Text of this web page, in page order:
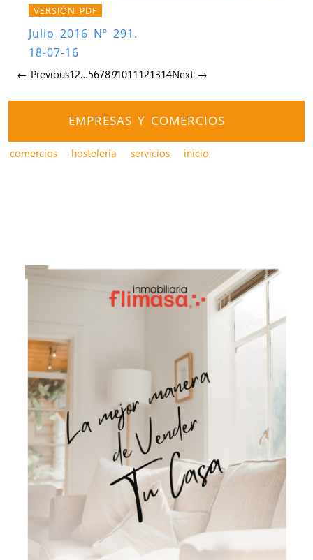
VERSIÓN PDF
Julio 2016 Nº 291.
18-07-16
← Previous12…567891011121314Next →
EMPRESAS Y COMERCIOS
comercios hostelería servicios inicio